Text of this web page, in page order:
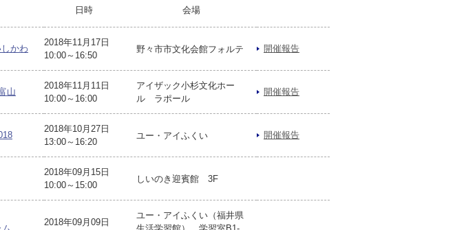
日時 会場
かわ
2018年11月17日
10:00～16:50
野々市市文化会館フォルテ 開催報告
山
2018年11月11日
10:00～16:00
アイザック小杉文化ホー
ル ラポール
開催報告
2018年10月27日
13:00～16:20
ユー・アイふくい 開催報告
2018年09月15日
10:00～15:00
しいのき迎賓館 3F
2018年09月09日
ユー・アイふくい（福井県